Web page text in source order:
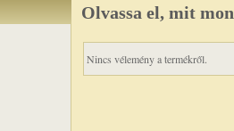
Olvassa el, mit
Nincs vélemény a termékről.